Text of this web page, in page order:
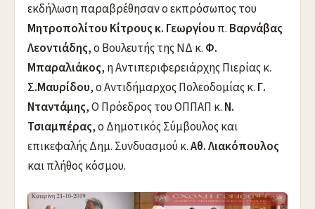
εκδήλωση παραβρέθησαν ο εκπρόσωπος του
Μητροπολίτου Κίτρους κ. Γεωργίου π. Βαρνάβας
Λεοντιάδης, ο Βουλευτής της ΝΔ κ. Φ.
Μπαραλιάκος, η Αντιπεριφερειάρχης Πιερίας κ.
Σ.Μαυρίδου, ο Αντιδήμαρχος Πολεοδομίας κ. Γ.
Νταντάμης, Ο Πρόεδρος του ΟΠΠΑΠ κ. Ν.
Τσιαμπέρας, ο Δημοτικός Σύμβουλος και
επικεφαλής Δημ. Συνδυασμού κ.Αθ. Λιακόπουλος
και πλήθος κόσμου.